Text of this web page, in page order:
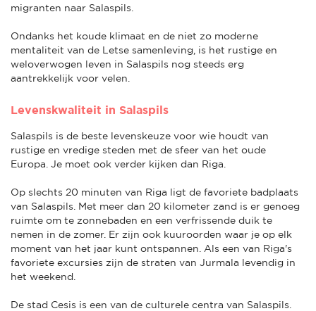
migranten naar Salaspils.
Ondanks het koude klimaat en de niet zo moderne
mentaliteit van de Letse samenleving, is het rustige en
weloverwogen leven in Salaspils nog steeds erg
aantrekkelijk voor velen.
Levenskwaliteit in Salaspils
Salaspils is de beste levenskeuze voor wie houdt van
rustige en vredige steden met de sfeer van het oude
Europa. Je moet ook verder kijken dan Riga.
Op slechts 20 minuten van Riga ligt de favoriete badplaats
van Salaspils. Met meer dan 20 kilometer zand is er genoeg
ruimte om te zonnebaden en een verfrissende duik te
nemen in de zomer. Er zijn ook kuuroorden waar je op elk
moment van het jaar kunt ontspannen. Als een van Riga's
favoriete excursies zijn de straten van Jurmala levendig in
het weekend.
De stad Cesis is een van de culturele centra van Salaspils.